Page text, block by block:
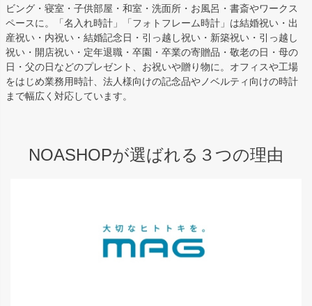
ビング・寝室・子供部屋・和室・洗面所・お風呂・書斎やワークス
ペースに。「名入れ時計」「フォトフレーム時計」は結婚祝い・出
産祝い・内祝い・結婚記念日・引っ越し祝い・新築祝い・引っ越し
祝い・開店祝い・定年退職・卒園・卒業の寄贈品・敬老の日・母の
日・父の日などのプレゼント、お祝いや贈り物に。オフィスや工場
をはじめ業務用時計、法人様向けの記念品やノベルティ向けの時計
まで幅広く対応しています。
NOASHOPが選ばれる３つの理由